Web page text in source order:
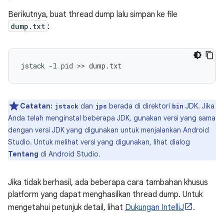
Berikutnya, buat thread dump lalu simpan ke file
dump.txt :
Catatan: jstack dan jps berada di direktori bin JDK. Jika
Anda telah menginstal beberapa JDK, gunakan versi yang sama
dengan versi JDK yang digunakan untuk menjalankan Android
Studio. Untuk melihat versi yang digunakan, lihat dialog
Tentang di Android Studio.
Jika tidak berhasil, ada beberapa cara tambahan khusus
platform yang dapat menghasilkan thread dump. Untuk
mengetahui petunjuk detail, lihat Dukungan IntelliJ .